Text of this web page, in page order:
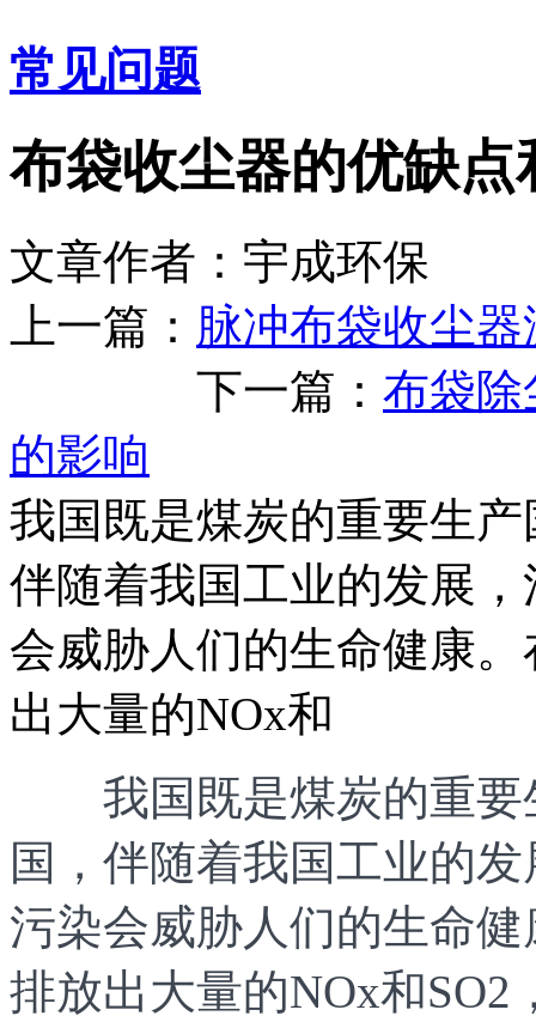
常见问题
布袋收尘器的优缺
文章作者：宇成环保
上一篇： 脉冲布袋收尘
下一篇： 布袋除
的影响
我国既是煤炭的重要生
伴随着我国工业的发展
会威胁人们的生命健康
出大量的NOx和
我国既是煤炭的重要
国，伴随着我国工业的
污染会威胁人们的生命
排放出大量的NOx和